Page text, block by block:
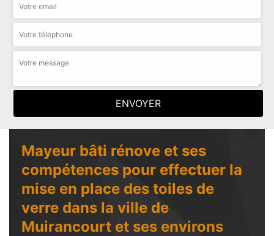
Mayeur bâti rénove et ses
compétences pour effectuer la
mise en place des toiles de
verre dans la ville de
Muirancourt et ses environs